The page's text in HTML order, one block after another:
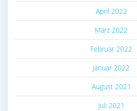
April 2022
März 2022
Februar 2022
Januar 2022
August 2021
Juli 2021